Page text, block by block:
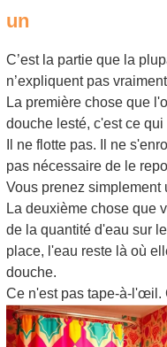
un
C’est la partie que la
n’expliquent pas
La première chose que
douche lesté, c'est ce
Il ne flotte pas. Il ne
pas nécessaire de le
Vous prenez simplement
La deuxième chose que
de la quantité d'eau sur
place, l'eau reste là où
douche.
Ce n'est pas tape-à-l'œil.